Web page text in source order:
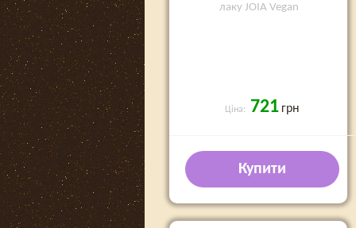
лаку JOIA Vegan
Ціна: 721 грн
Купити